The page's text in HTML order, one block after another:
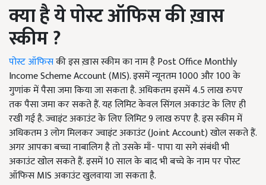
क्या है ये पोस्ट ऑफिस की ख़ास
स्कीम ?
पोस्ट ऑफिसकी इस ख़ास स्कीम का नाम है Post Office Monthly
Income Scheme Account (MIS). इसमें न्यूनतम 1000 और 100 के
गुणांक में पैसा जमा किया जा सकता है. अधिकतम इसमें 4.5 लाख रुपए
तक पैसा जमा कर सकते हैं. यह लिमिट केवल सिंगल अकाउंट के लिए ही
रखी गई है. ज्वाइंट अकाउंट के लिए लिमिट 9 लाख रुपए है. इस स्कीम में
अधिकतम 3 लोग मिलकर ज्वाइंट अकाउंट (Joint Account) खोल सकते हैं.
अगर आपका बच्चा नाबालिग है तो उसके माँ- पापा या सगे संबंधी भी
अकाउंट खोल सकते हैं. इसमें 10 साल के बाद भी बच्चे के नाम पर पोस्ट
ऑफिस MIS अकाउंट खुलवाया जा सकता है.